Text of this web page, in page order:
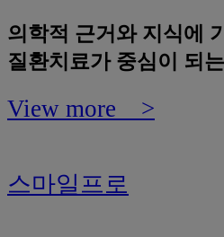
의학적 근거와 지식에
질환치료가 중심이 되
View more >
스마일프로